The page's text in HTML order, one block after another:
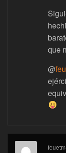
que
@